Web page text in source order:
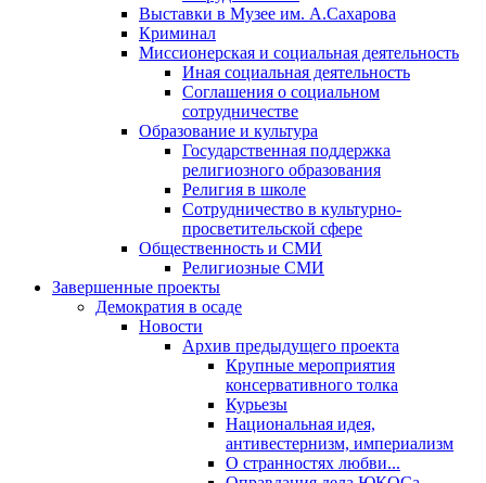
Выставки в Музее им. А.Сахарова
Криминал
Миссионерская и социальная деятельность
Иная социальная деятельность
Соглашения о социальном
сотрудничестве
Образование и культура
Государственная поддержка
религиозного образования
Религия в школе
Сотрудничество в культурно-
просветительской сфере
Общественность и СМИ
Религиозные СМИ
Завершенные проекты
Демократия в осаде
Новости
Архив предыдущего проекта
Крупные мероприятия
консервативного толка
Курьезы
Национальная идея,
антивестернизм, империализм
О странностях любви...